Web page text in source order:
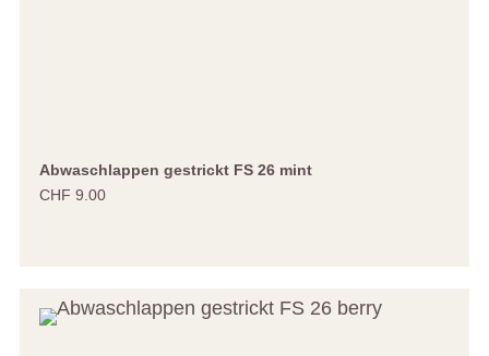
Abwaschlappen gestrickt FS 26 mint
CHF 9.00